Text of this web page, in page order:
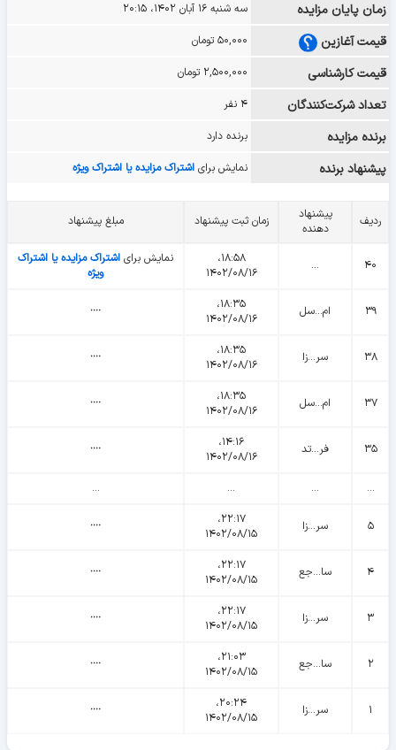
زمان پایان مزایده سه شنبه ۱۶ آبان ۱۴۰۲، ۲۰:۱۵
قیمت آغازین ۵۰,۰۰۰ تومان
قیمت کارشناسی ۲,۵۰۰,۰۰۰ تومان
تعداد شرکت‌کنندگان ۴ نفر
برنده مزایده برنده دارد
پیشنهاد برنده نمایش برای اشتراک مزایده یا اشتراک ویژه
ردیف
پیشنهاد
دهنده
زمان ثبت پیشنهاد مبلغ پیشنهاد
۴۰ ...
۱۸:۵۸،
۱۴۰۲/۰۸/۱۶
نمایش برای اشتراک مزایده یا اشتراک
ویژه
۳۹ ام...سل
۱۸:۳۵،
۱۴۰۲/۰۸/۱۶
᠁
۳۸ سر...زا
۱۸:۳۵،
۱۴۰۲/۰۸/۱۶
᠁
۳۷ ام...سل
۱۸:۳۵،
۱۴۰۲/۰۸/۱۶
᠁
۳۵ فر...تد
۱۴:۱۶،
۱۴۰۲/۰۸/۱۶
᠁
...
...
...
...
۵ سر...زا
۲۲:۱۷،
۱۴۰۲/۰۸/۱۵
᠁
۴ سا...جع
۲۲:۱۷،
۱۴۰۲/۰۸/۱۵
᠁
۳ سر...زا
۲۲:۱۷،
۱۴۰۲/۰۸/۱۵
᠁
۲ سا...جع
۲۱:۰۳،
۱۴۰۲/۰۸/۱۵
᠁
۱ سر...زا
۲۰:۲۴،
۱۴۰۲/۰۸/۱۵
᠁